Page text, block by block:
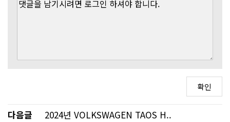
다음글
2024년 VOLKSWAGEN TAOS H..